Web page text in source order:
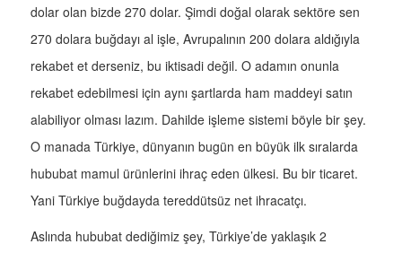
dolar olan bizde 270 dolar. Şimdi doğal olarak sektöre sen
270 dolara buğdayı al işle, Avrupalının 200 dolara aldığıyla
rekabet et derseniz, bu iktisadi değil. O adamın onunla
rekabet edebilmesi için aynı şartlarda ham maddeyi satın
alabiliyor olması lazım. Dahilde işleme sistemi böyle bir şey.
O manada Türkiye, dünyanın bugün en büyük ilk sıralarda
hububat mamul ürünlerini ihraç eden ülkesi. Bu bir ticaret.
Yani Türkiye buğdayda tereddütsüz net ihracatçı.
Aslında hububat dediğimiz şey, Türkiye’de yaklaşık 2